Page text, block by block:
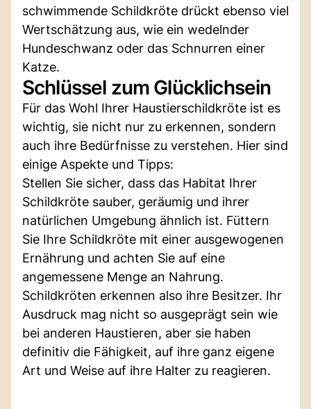
schwimmende Schildkröte drückt ebenso viel
Wertschätzung aus, wie ein wedelnder
Hundeschwanz oder das Schnurren einer
Katze.
Schlüssel zum Glücklichsein
Für das Wohl Ihrer Haustierschildkröte ist es
wichtig, sie nicht nur zu erkennen, sondern
auch ihre Bedürfnisse zu verstehen. Hier sind
einige Aspekte und Tipps:
Stellen Sie sicher, dass das Habitat Ihrer
Schildkröte sauber, geräumig und ihrer
natürlichen Umgebung ähnlich ist. Füttern
Sie Ihre Schildkröte mit einer ausgewogenen
Ernährung und achten Sie auf eine
angemessene Menge an Nahrung.
Schildkröten erkennen also ihre Besitzer. Ihr
Ausdruck mag nicht so ausgeprägt sein wie
bei anderen Haustieren, aber sie haben
definitiv die Fähigkeit, auf ihre ganz eigene
Art und Weise auf ihre Halter zu reagieren.